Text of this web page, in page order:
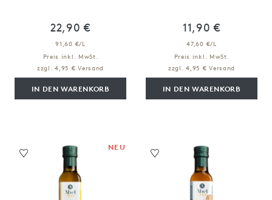
22,90 €
91,60 €/L
Preis inkl. MwSt.
zzgl. 4,95 € Versand
IN DEN WARENKORB
11,90 €
47,60 €/L
Preis inkl. MwSt.
zzgl. 4,95 € Versand
IN DEN WARENKORB
NEU